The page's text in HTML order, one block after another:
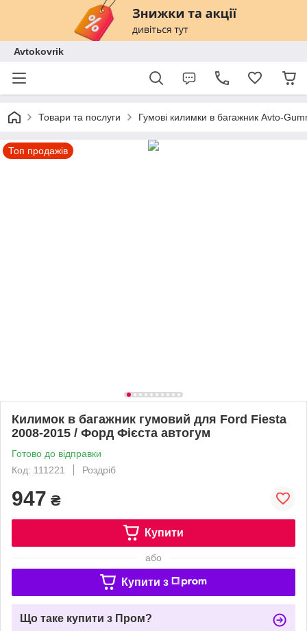
Avtokovrik
Товари та послуги Гумові килимки в багажник Avto-
Топ продажів
Килимок в багажник гумовий для Ford Fiesta
2008-2015 / Форд Фієста автогум
Готово до відправки
Код: 111221
Роздріб
947 ₴
Купити
або
Купити з
Що таке купити з Пром?